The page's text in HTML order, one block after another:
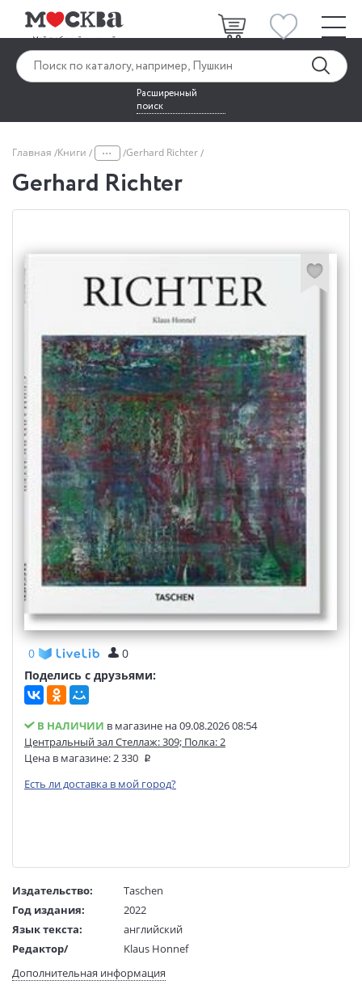
Расширенный
поиск
Главная Книги ... Gerhard Richter
Gerhard Richter
0
0
Поделись с друзьями:
В НАЛИЧИИ в магазине на 09.08.2026 08:54
Центральный зал Стеллаж: 309; Полка: 2
Цена в магазине:2 330
Есть ли доставка в мой город?
Издательство:
Taschen
Год издания:
2022
Язык текста:
английский
Редактор/
Klaus Honnef
Тип обложки:
Твердый переплет
Дополнительная информация